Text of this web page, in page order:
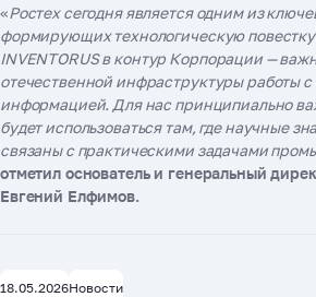
«Ростех сегодня является одним из
формирующих технологическую
INVENTORUS в контур Корпорации —
отечественной инфраструктуры работы
информацией. Для нас принципиально
будет использоваться там, где научные
связаны с практическими задачами
отметил основатель и генеральный
Евгений Елфимов.
18.05.2026Новости